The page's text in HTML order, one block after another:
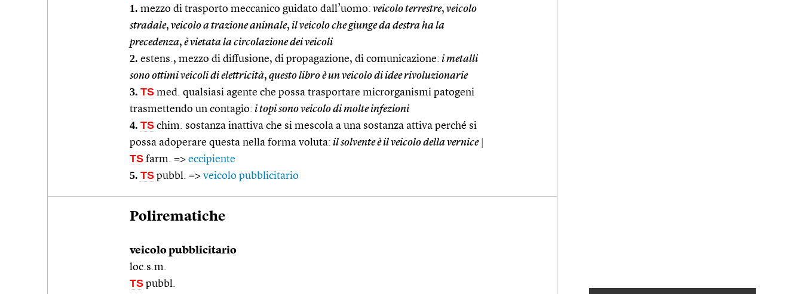
1. mezzo di trasporto meccanico guidato dall’uomo: veicolo terrestre, veicolo
stradale, veicolo a trazione animale, il veicolo che giunge da destra ha la
precedenza, è vietata la circolazione dei veicoli
2. estens., mezzo di diffusione, di propagazione, di comunicazione: i metalli
sono ottimi veicoli di elettricità, questo libro è un veicolo di idee rivoluzionarie
3. TS med. qualsiasi agente che possa trasportare microrganismi patogeni
trasmettendo un contagio: i topi sono veicolo di molte infezioni
4. TS chim. sostanza inattiva che si mescola a una sostanza attiva perché si
possa adoperare questa nella forma voluta: il solvente è il veicolo della vernice
TS farm. => eccipiente
5. TS pubbl. => veicolo pubblicitario
Polirematiche
veicolo pubblicitario
loc.s.m.
TS pubbl.